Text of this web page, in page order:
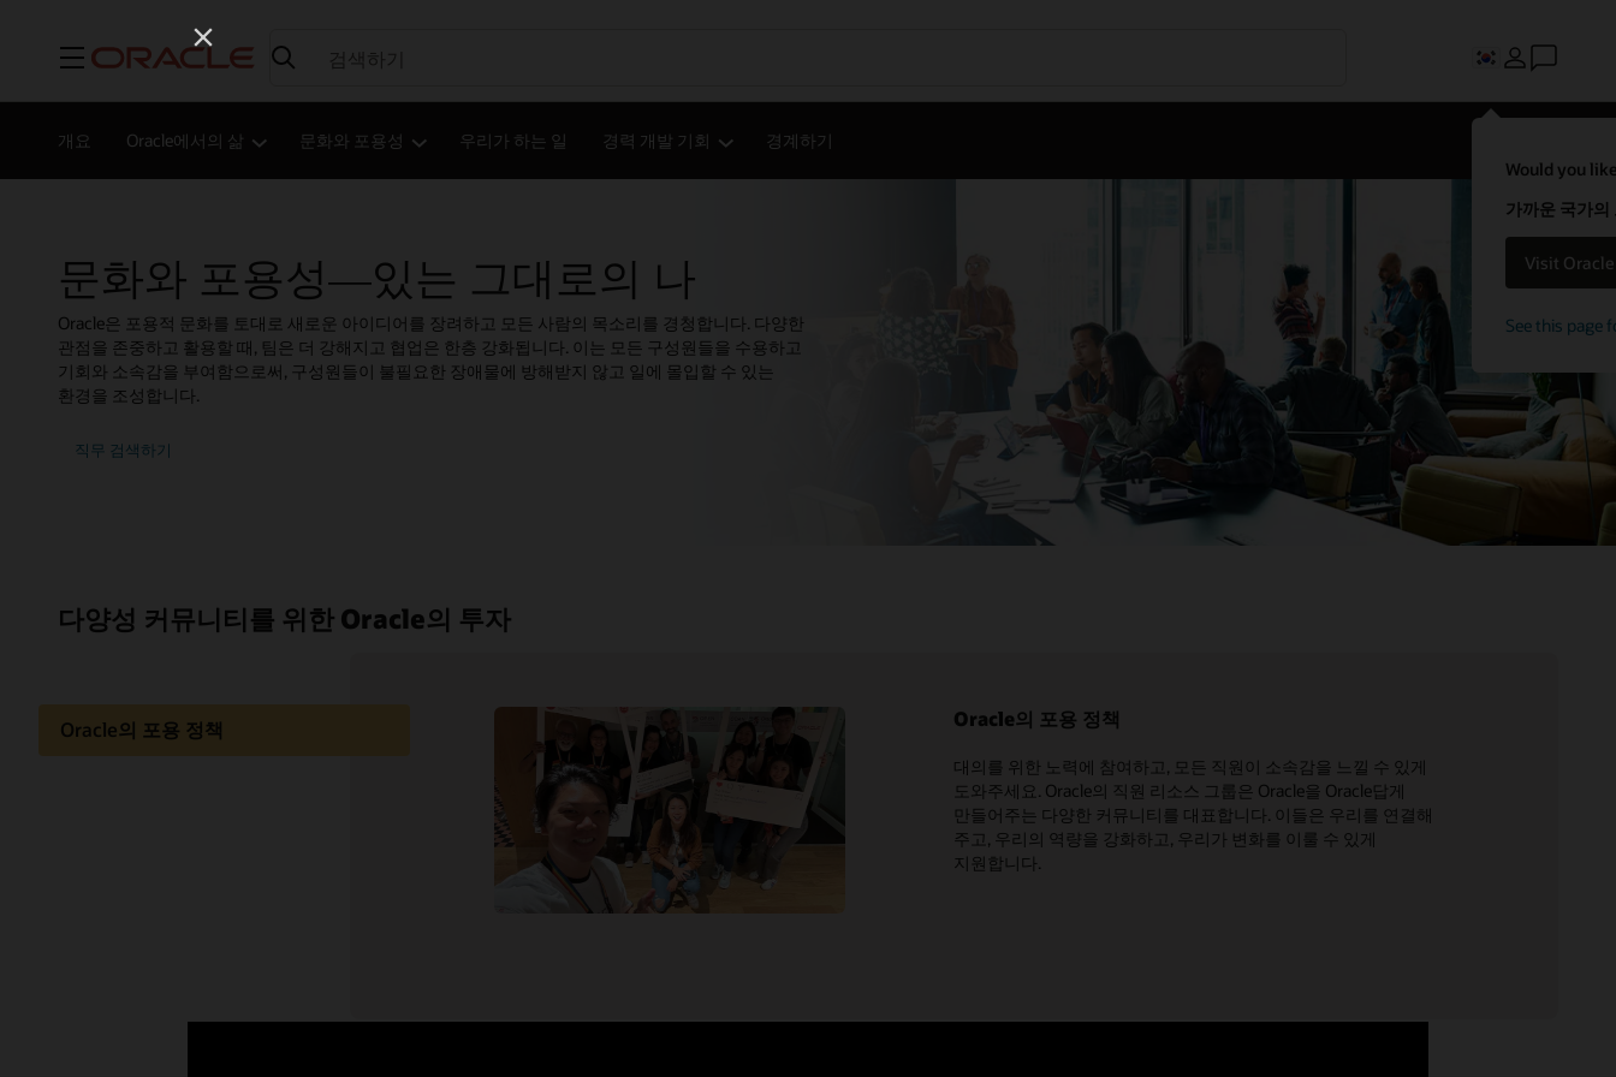
메뉴
Would you
가까운 국가의
Visit
See this page
개요 Oracle에서의 삶 문화와 포용성 우리가 하는 일 경력 개발 기회 경계하기
문화와 포용성—있는 그대로의 나
Oracle은 포용적 문화를 토대로 새로운 아이디어를 장려하고 모든 사람의 목소리를 경청합니다. 다양한
관점을 존중하고 활용할 때, 팀은 더 강해지고 협업은 한층 강화됩니다. 이는 모든 구성원들을 수용하고
기회와 소속감을 부여함으로써, 구성원들이 불필요한 장애물에 방해받지 않고 일에 몰입할 수 있는
환경을 조성합니다.
직무 검색하기
다양성 커뮤니티를 위한 Oracle의 투자
Oracle의 포용 정책 Oracle의 포용 정책
대의를 위한 노력에 참여하고, 모든 직원이 소속감을 느낄 수 있게
도와주세요. Oracle의 직원 리소스 그룹은 Oracle을 Oracle답게
만들어주는 다양한 커뮤니티를 대표합니다. 이들은 우리를 연결해
주고, 우리의 역량을 강화하고, 우리가 변화를 이룰 수 있게
지원합니다.